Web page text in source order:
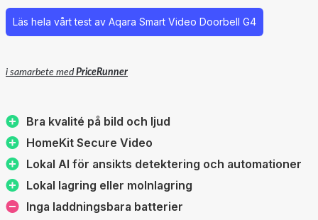
Läs hela vårt test av Aqara Smart Video Doorbell G4
i samarbete med PriceRunner
Bra kvalité på bild och ljud
HomeKit Secure Video
Lokal AI för ansikts detektering och automationer
Lokal lagring eller molnlagring
Inga laddningsbara batterier